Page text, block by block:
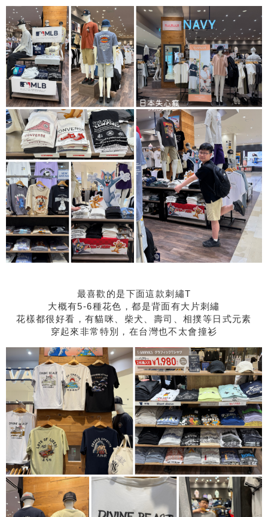
最喜歡的是下面這款刺繡T
大概有5-6種花色，都是背面有大片刺繡
花樣都很好看，有貓咪、柴犬、壽司、相撲等日式元素
穿起來非常特別，在台灣也不太會撞衫